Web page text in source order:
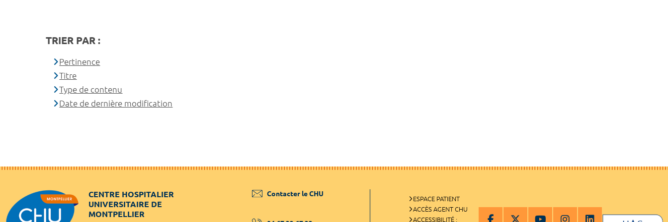
TRIER PAR :
Pertinence
Titre
Type de contenu
Date de dernière modification
CENTRE HOSPITALIER
UNIVERSITAIRE DE
MONTPELLIER
Contacter le CHU
ESPACE PATIENT
ACCÈS AGENT CHU
ACCESSIBILITÉ :